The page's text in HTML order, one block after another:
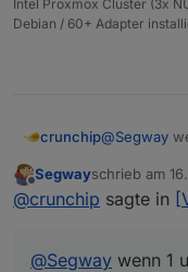
Intel Proxmox Cluster (3x
Debian / 60+ Adapter
crunchip@Segway
Klick doch
beim
DP
Segwayschrieb am
zuletzt
@crunchip sagte in
@Segway wenn 1